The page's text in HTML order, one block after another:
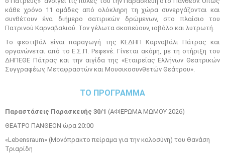
κάθε χρόνο 11 ομάδες από ολόκληρη τη χώρα συνεργάζονται και
συνθέτουν ένα διήμερο σατιρικών δρώμενων, στο πλαίσιο του
Πατρινού Καρναβαλιού. Τον γέλωτα σκοπεύουν, ιοβόλο και λυτρωτή.
Το φεστιβάλ είναι παραγωγή της ΚΕΔΗΠ Καρναβάλι Πάτρας και
οργανώνεται από το Ε.Σ.Π. Ρεφενέ. Γίνεται ακόμη, με τη στήριξη του
ΔΗΠΕΘΕ Πάτρας και την αιγίδα της «Εταιρείας Ελλήνων Θεατρικών
Συγγραφέων, Μεταφραστών και Μουσικοσυνθετών Θεάτρου».
ΤΟ ΠΡΟΓΡΑΜΜΑ
Παραστάσεις Παρασκευής 30/1 (ΑΦΙΕΡΩΜΑ ΜΩΜΟΥ 2026)
ΘΕΑΤΡΟ ΠΑΝΘΕΟΝ ώρα 20:00
«Lebensraum» (Μονόπρακτο πείραμα για την καλοσύνη) του Θανάση
Τριαρίδη